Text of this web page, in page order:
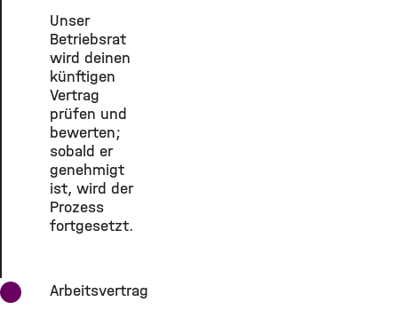
Unser
Betriebsrat
wird deinen
künftigen
Vertrag
prüfen und
bewerten;
sobald er
genehmigt
ist, wird der
Prozess
fortgesetzt.
Arbeitsvertrag